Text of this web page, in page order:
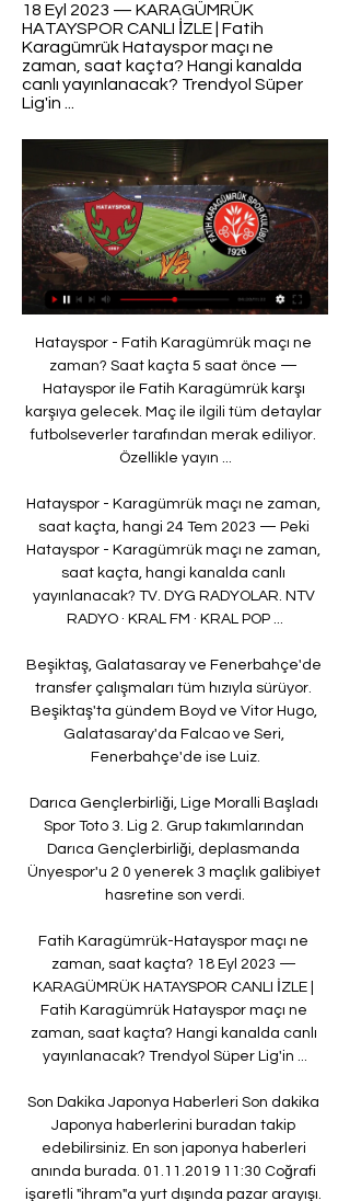
18 Eyl 2023 — KARAGÜMRÜK
HATAYSPOR CANLI İZLE | Fatih
Karagümrük Hatayspor maçı ne
zaman, saat kaçta? Hangi kanalda
canlı yayınlanacak? Trendyol Süper
Lig'in ...
Hatayspor - Fatih Karagümrük maçı ne
zaman? Saat kaçta 5 saat önce —
Hatayspor ile Fatih Karagümrük karşı
karşıya gelecek. Maç ile ilgili tüm detaylar
futbolseverler tarafından merak ediliyor.
Özellikle yayın ...
Hatayspor - Karagümrük maçı ne zaman,
saat kaçta, hangi 24 Tem 2023 — Peki
Hatayspor - Karagümrük maçı ne zaman,
saat kaçta, hangi kanalda canlı
yayınlanacak? TV. DYG RADYOLAR. NTV
RADYO · KRAL FM · KRAL POP ...
Beşiktaş, Galatasaray ve Fenerbahçe'de
transfer çalışmaları tüm hızıyla sürüyor.
Beşiktaş'ta gündem Boyd ve Vitor Hugo,
Galatasaray'da Falcao ve Seri,
Fenerbahçe'de ise Luiz.
Darıca Gençlerbirliği, Lige Moralli Başladı
Spor Toto 3. Lig 2. Grup takımlarından
Darıca Gençlerbirliği, deplasmanda
Ünyespor'u 2 0 yenerek 3 maçlık galibiyet
hasretine son verdi.
Fatih Karagümrük-Hatayspor maçı ne
zaman, saat kaçta? 18 Eyl 2023 —
KARAGÜMRÜK HATAYSPOR CANLI İZLE |
Fatih Karagümrük Hatayspor maçı ne
zaman, saat kaçta? Hangi kanalda canlı
yayınlanacak? Trendyol Süper Lig'in ...
Son Dakika Japonya Haberleri Son dakika
Japonya haberlerini buradan takip
edebilirsiniz. En son japonya haberleri
anında burada. 01.11.2019 11:30 Coğrafi
işaretli "ihram"a yurt dışında pazar arayışı.